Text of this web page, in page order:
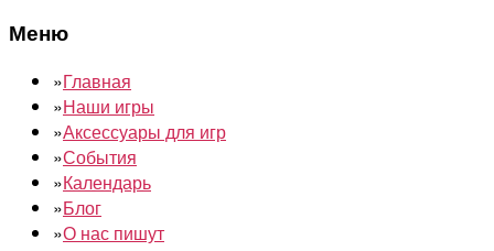
Меню
»Главная
»Наши игры
»Аксессуары для игр
»События
»Календарь
»Блог
»О нас пишут